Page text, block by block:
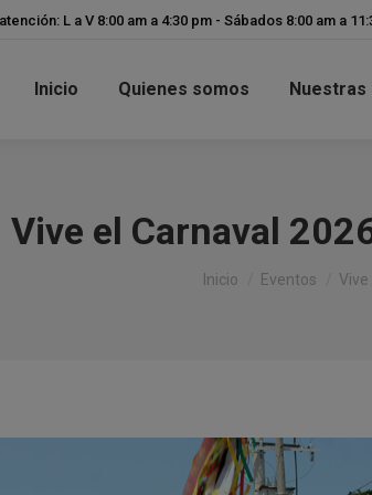
L a V 8:00 am a 4:30 pm - Sábados 8:00 am a
Inicio Quienes somos Nuestras
Vive el Carnaval
Estás aquí:
Inicio Eventos Vive